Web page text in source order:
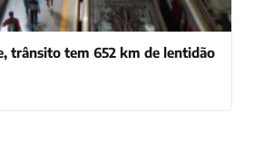
trânsito tem 652 km de lentidão